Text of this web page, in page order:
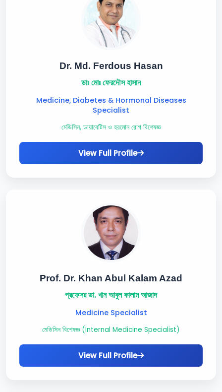
Dr. Md. Ferdous Hasan
ডাঃ মোঃ ফেরদৌস হাসান
Medicine, Diabetes & Hormonal Diseases
Specialist
মেডিসিন, ডায়াবেটিস ও হরমোন রোগ বিশেষজ্ঞ
View Full Profile
Prof. Dr. Khan Abul Kalam Azad
প্রফেসর ডা. খান আবুল কালাম আজাদ
Medicine Specialist
মেডিসিন বিশেষজ্ঞ (Internal Medicine Specialist)
View Full Profile